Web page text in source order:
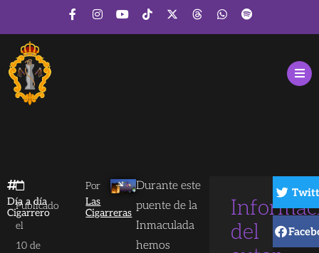
Día a día
Cigarrero
Publicado
el
10 de
Por
Las
Cigarreras
Durante este
puente de la
Inmaculada
hemos
del